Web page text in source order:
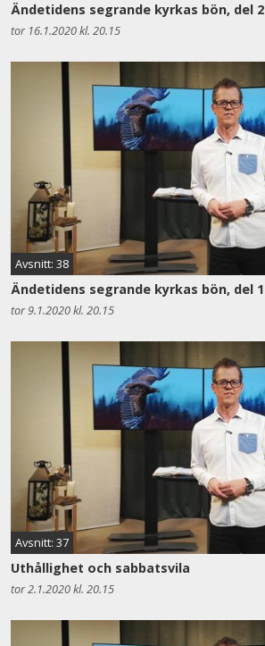
Ändetidens segrande kyrkas bön, del 2
tor 16.1.2020 kl. 20.15
Avsnitt: 38
Ändetidens segrande kyrkas bön, del 1
tor 9.1.2020 kl. 20.15
Avsnitt: 37
Uthållighet och sabbatsvila
tor 2.1.2020 kl. 20.15